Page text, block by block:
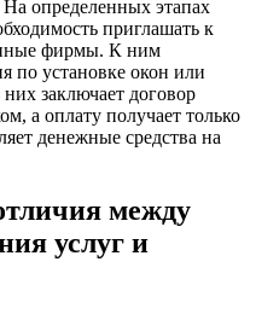
определенных этапах
приглашать к
фирмы. К ним
по установке окон или
заключает договор
а оплату получает только
денежные средства на
между
услуг и